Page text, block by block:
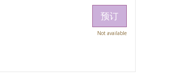
预订
Not available